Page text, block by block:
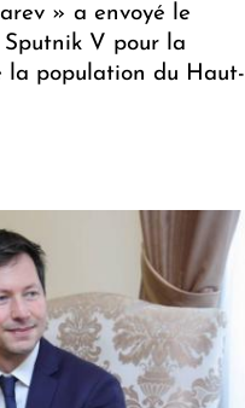
» a envoyé le
V pour la
la population du Haut-